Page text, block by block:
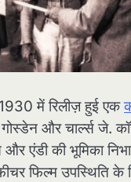
में रिलीज़ हुई एक
और चार्ल्स जे.
और एंडी की भूमिका
फिल्म उपस्थिति के